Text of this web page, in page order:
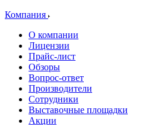
Компания
О компании
Лицензии
Прайс-лист
Обзоры
Вопрос-ответ
Производители
Сотрудники
Выставочные площадки
Акции